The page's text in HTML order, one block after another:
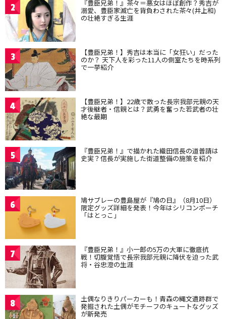
2 『豊臣兄弟！』茶々＝悪女はほぼ創作？秀吉が
溺愛、豊臣家滅亡を背負わされた茶々(井上和)
の壮絶すぎる生涯
3 【豊臣兄弟！】秀吉は本当に「女狂い」だった
のか？ 天下人を彩った11人の側室たちを時系列
で一挙紹介
4 【豊臣兄弟！】22歳で散った長宗我部元親の天
才後継者・信親とは？武勇を奮った若武者の壮
絶な最期
5 『豊臣兄弟！』で描かれた織田信長の道普請は
史実？信長が実施した街道整備の施策を紹介
6 鳩サブレーの豊島屋が『鳩の日』（8月10日）
限定グッズ詳細を発表！今年はシリコンポーチ
「はとっこ」
7 『豊臣兄弟！』小一郎の5万の大軍に徹底抗
戦！切腹覚悟で長宗我部元親に降伏を迫った武
将・谷忠澄の生涯
8 土偶なりきりパーカーも！青森の縄文遺跡群で
発掘された土偶がモチーフのキュートなグッズ
が新発売